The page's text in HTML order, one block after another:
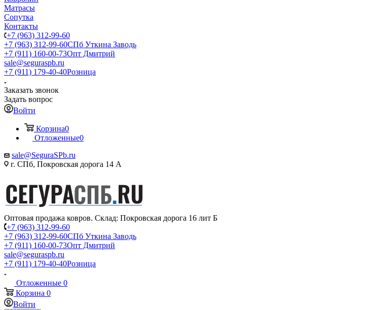
Матрасы
Сопутка
Контакты
+7 (963) 312-99-60
+7 (963) 312-99-60СПб Уткина Заводь
+7 (911) 160-00-73Опт Дмитрий
sale@seguraspb.ru
+7 (911) 179-40-40Розница
Заказать звонок
Задать вопрос
Войти
Корзина0
Отложенные0
sale@SeguraSPb.ru
г. СПб, Покровская дорога 14 А
Оптовая продажа ковров. Склад: Покровская дорога 16 лит Б
+7 (963) 312-99-60
+7 (963) 312-99-60СПб Уткина Заводь
+7 (911) 160-00-73Опт Дмитрий
sale@seguraspb.ru
+7 (911) 179-40-40Розница
Отложенные 0
Корзина 0
Войти